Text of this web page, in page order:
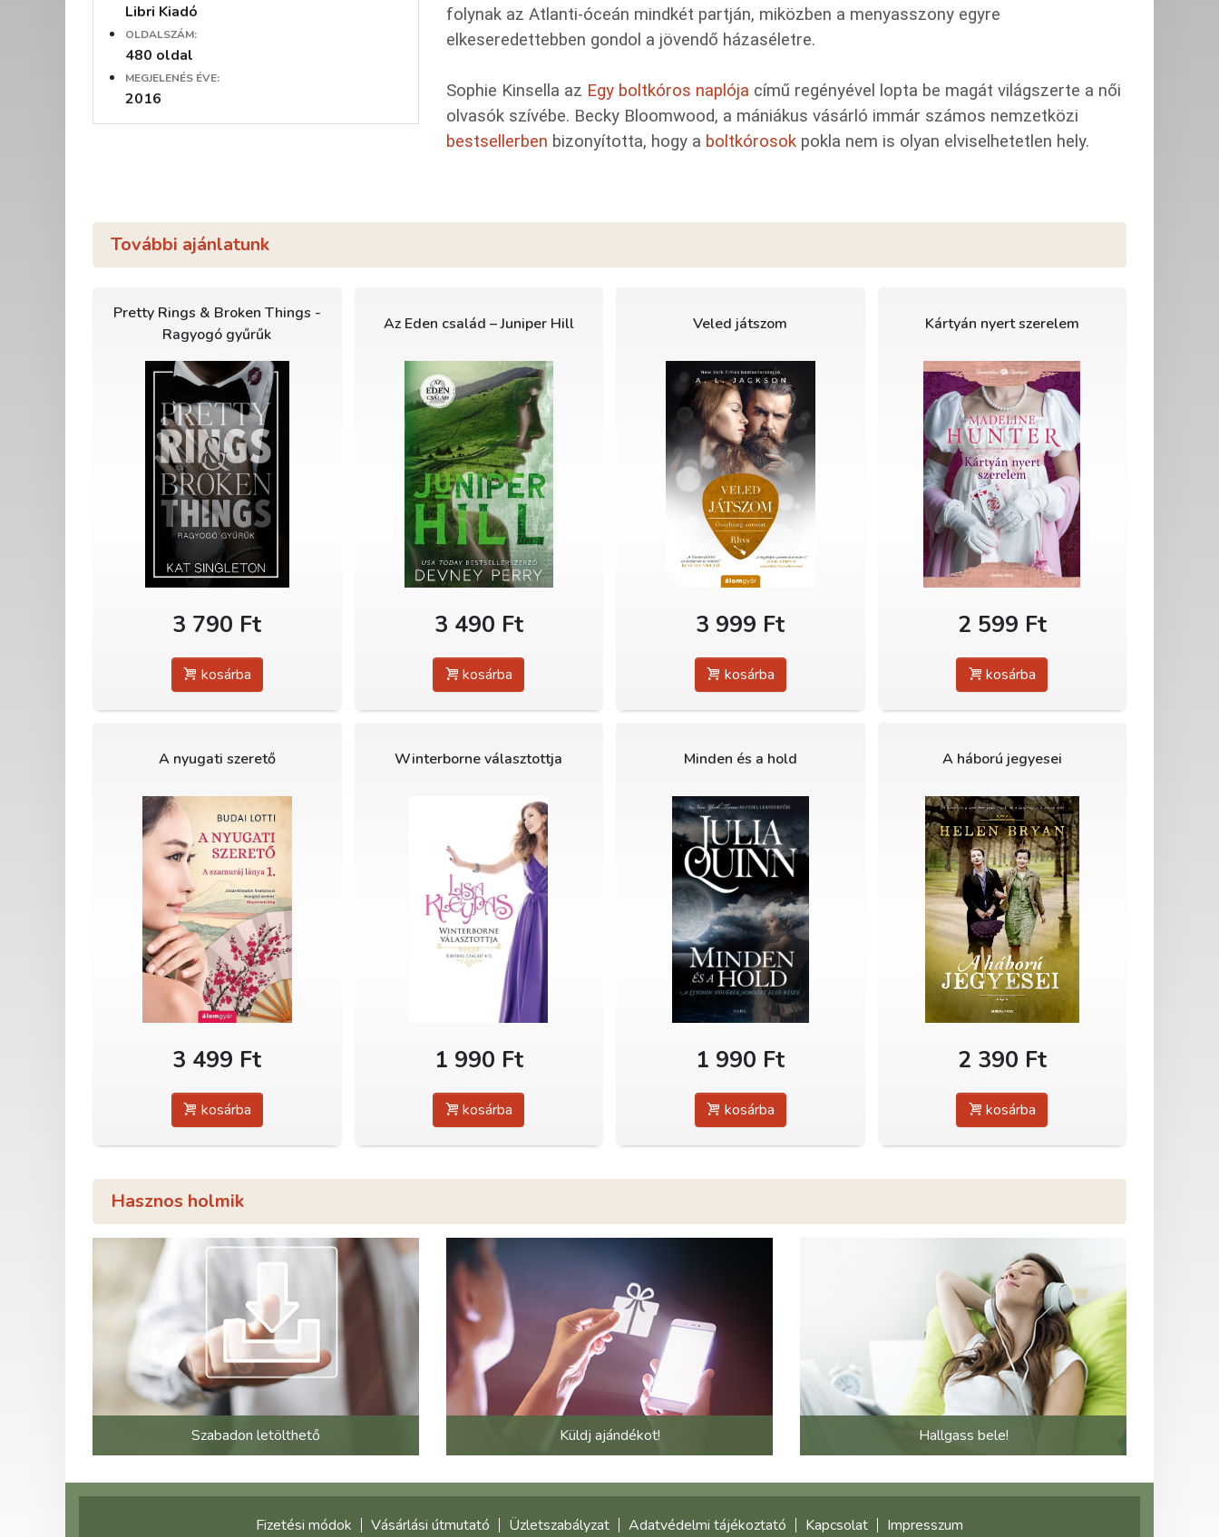
Libri Kiadó
OLDALSZÁM:
480 oldal
MEGJELENÉS ÉVE:
2016
folynak az Atlanti-óceán mindkét partján, miközben a menyasszony egyre
elkeseredettebben gondol a jövendő házaséletre.
Sophie Kinsella az Egy boltkóros naplója című regényével lopta be magát világszerte a női
olvasók szívébe. Becky Bloomwood, a mániákus vásárló immár számos nemzetközi
bestsellerben bizonyította, hogy a boltkórosok pokla nem is olyan elviselhetetlen hely.
További ajánlatunk
Pretty Rings & Broken Things -
Ragyogó gyűrűk
3 790 Ft
kosárba
Az Eden család – Juniper Hill
3 490 Ft
kosárba
Veled játszom
3 999 Ft
kosárba
Kártyán nyert szerelem
2 599 Ft
kosárba
A nyugati szerető
3 499 Ft
kosárba
Winterborne választottja
1 990 Ft
kosárba
Minden és a hold
1 990 Ft
kosárba
A háború jegyesei
2 390 Ft
kosárba
Hasznos holmik
Szabadon letölthető Küldj ajándékot! Hallgass bele!
Fizetési módok Vásárlási útmutató Üzletszabályzat Adatvédelmi tájékoztató Kapcsolat Impresszum